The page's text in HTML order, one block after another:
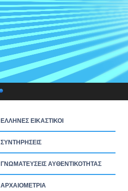
ΕΛΛΗΝΕΣ ΕΙΚΑΣΤΙΚΟΙ
ΣΥΝΤΗΡΗΣΕΙΣ
ΓΝΩΜΑΤΕΥΣΕΙΣ ΑΥΘΕΝΤΙΚΟΤΗΤΑΣ
ΑΡΧΑΙΟΜΕΤΡΙΑ